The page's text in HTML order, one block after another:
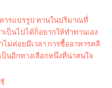
หารแปรรูป ทานในปริมาณที่
ป็นไปได้ก็อยากให้ทำทานเอง
ม่ค่อยมีเวลา การซื้ออาหารคลี
นอีกทางเลือกหนึ่งที่น่าสนใจ